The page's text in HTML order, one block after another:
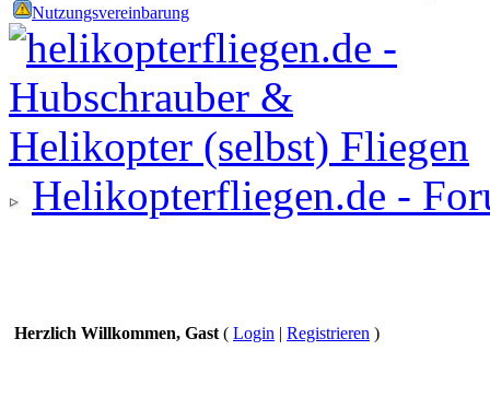
Nutzungsvereinbarung
Helikopterfliegen.de -
Herzlich Willkommen, Gast ( Login | Registrieren )